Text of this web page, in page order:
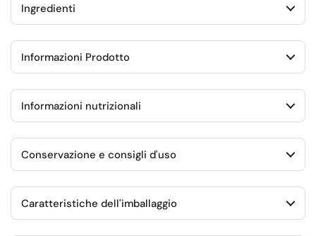
Ingredienti
Informazioni Prodotto
Informazioni nutrizionali
Conservazione e consigli d'uso
Caratteristiche dell'imballaggio